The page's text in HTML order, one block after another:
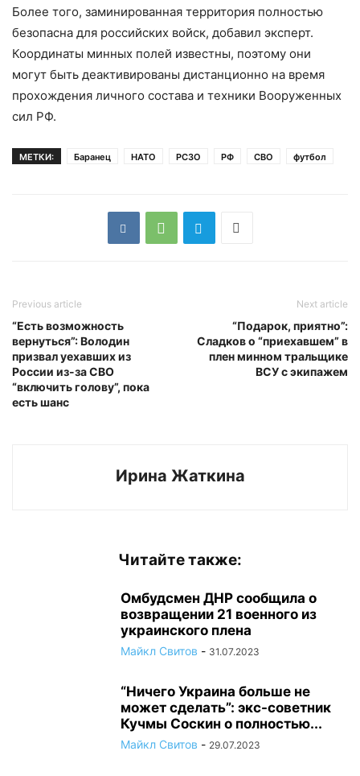
Более того, заминированная территория полностью
безопасна для российских войск, добавил эксперт.
Координаты минных полей известны, поэтому они
могут быть деактивированы дистанционно на время
прохождения личного состава и техники Вооруженных
сил РФ.
МЕТКИ: Баранец НАТО РСЗО РФ СВО футбол
Previous article
“Есть возможность
вернуться”: Володин
призвал уехавших из
России из-за СВО
“включить голову”, пока
есть шанс
Next article
“Подарок, приятно”:
Сладков о “приехавшем” в
плен минном тральщике
ВСУ с экипажем
Ирина Жаткина
Читайте также:
Омбудсмен ДНР сообщила о
возвращении 21 военного из
украинского плена
Майкл Свитов - 31.07.2023
“Ничего Украина больше не
может сделать”: экс-советник
Кучмы Соскин о полностью...
Майкл Свитов - 29.07.2023